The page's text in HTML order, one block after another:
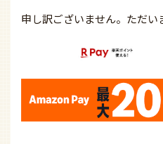
申し訳ございません。ただい